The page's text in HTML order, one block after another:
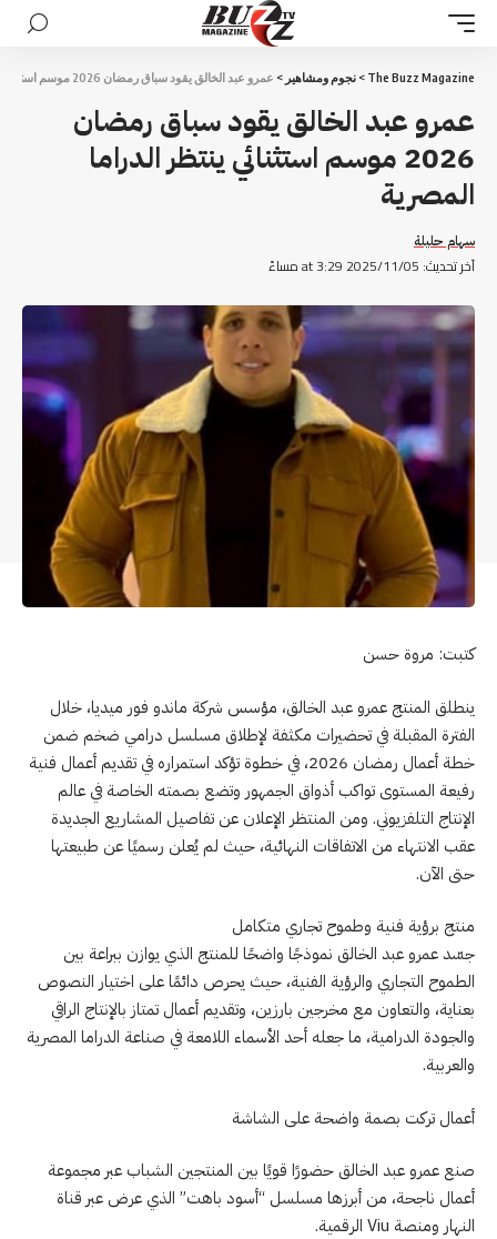
The Buzz Magazine
> نجوم ومشاهير > عمرو عبد الخالق يقود سباق رمضان 2026 موسم استثنائي ينتظر الدراما المصرية
عمرو عبد الخالق يقود سباق رمضان
2026 موسم استثنائي ينتظر الدراما
المصرية
آخر تحديث: 2025/11/05 at 3:29 مساءً
سهام حليلة
كتبت: مروة حسن
ينطلق المنتج عمرو عبد الخالق، مؤسس شركة ماندو فور ميديا، خلال
الفترة المقبلة في تحضيرات مكثفة لإطلاق مسلسل درامي ضخم ضمن
خطة أعمال رمضان 2026، في خطوة تؤكد استمراره في تقديم أعمال فنية
رفيعة المستوى تواكب أذواق الجمهور وتضع بصمته الخاصة في عالم
الإنتاج التلفزيوني. ومن المنتظر الإعلان عن تفاصيل المشاريع الجديدة
عقب الانتهاء من الاتفاقات النهائية، حيث لم يُعلن رسميًا عن طبيعتها
حتى الآن.
منتج برؤية فنية وطموح تجاري متكامل
جسّد عمرو عبد الخالق نموذجًا واضحًا للمنتج الذي يوازن ببراعة بين
الطموح التجاري والرؤية الفنية، حيث يحرص دائمًا على اختيار النصوص
بعناية، والتعاون مع مخرجين بارزين، وتقديم أعمال تمتاز بالإنتاج الراقي
والجودة الدرامية، ما جعله أحد الأسماء اللامعة في صناعة الدراما المصرية
والعربية.
أعمال تركت بصمة واضحة على الشاشة
صنع عمرو عبد الخالق حضورًا قويًا بين المنتجين الشباب عبر مجموعة
أعمال ناجحة، من أبرزها مسلسل “أسود باهت” الذي عرض عبر قناة
النهار ومنصة Viu الرقمية.